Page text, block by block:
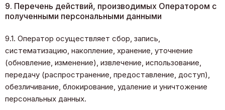
9. Перечень действий, производимых Оператором с
полученными персональными данными
9.1. Оператор осуществляет сбор, запись,
систематизацию, накопление, хранение, уточнение
(обновление, изменение), извлечение, использование,
передачу (распространение, предоставление, доступ),
обезличивание, блокирование, удаление и уничтожение
персональных данных.